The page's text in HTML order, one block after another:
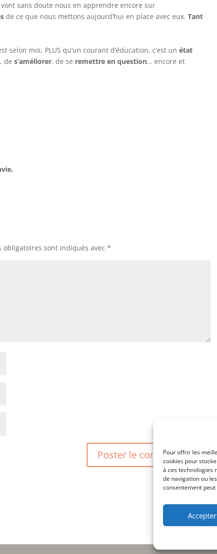
Pour offrir les
cookies pour
à ces technologies
de navigation ou
consentement
Accepter
sans doute nous en apprendre encore sur
de ce que nous mettons aujourd’hui en place avec eux.Tant
selon moi, PLUS qu’un courant d’éducation, c’est unétat
, des’améliorer, de se remettre en question… encore et
obligatoires sont indiqués avec*